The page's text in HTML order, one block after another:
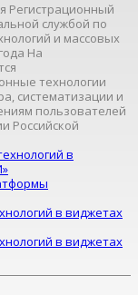
Регистрационный
службой по
и массовых
На
технологии
систематизации и
пользователей
Российской
в
в виджетах
в виджетах